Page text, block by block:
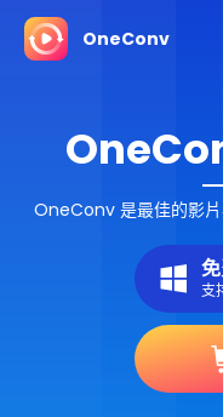
OneConv
OneConv 是最佳的影片
支